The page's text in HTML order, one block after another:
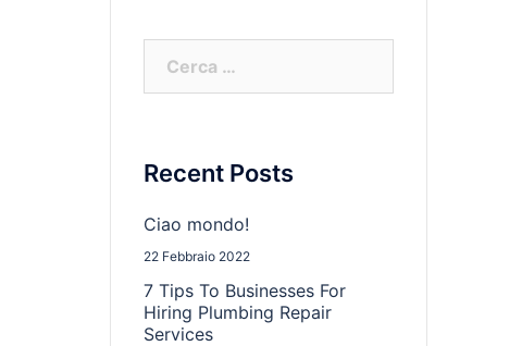
Recent Posts
Ciao mondo!
22 Febbraio 2022
7 Tips To Businesses For
Hiring Plumbing Repair
Services